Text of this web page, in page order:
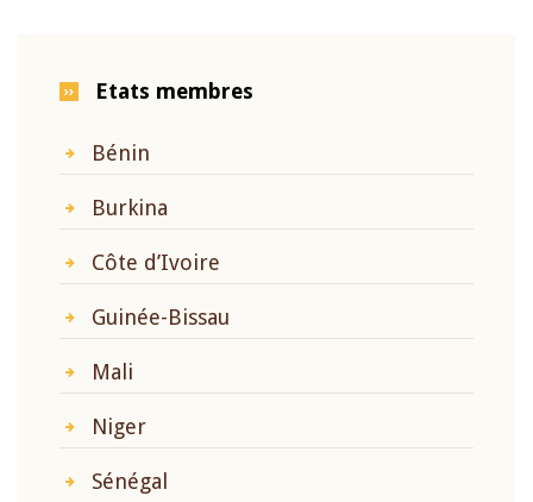
Etats membres
Bénin
Burkina
Côte d’Ivoire
Guinée-Bissau
Mali
Niger
Sénégal